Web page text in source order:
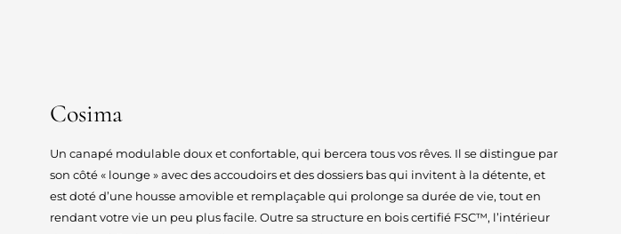
Cosima
Un canapé modulable doux et confortable, qui bercera tous vos rêves. Il se distingue par
son côté « lounge » avec des accoudoirs et des dossiers bas qui invitent à la détente, et
est doté d’une housse amovible et remplaçable qui prolonge sa durée de vie, tout en
rendant votre vie un peu plus facile. Outre sa structure en bois certifié FSC™, l’intérieur